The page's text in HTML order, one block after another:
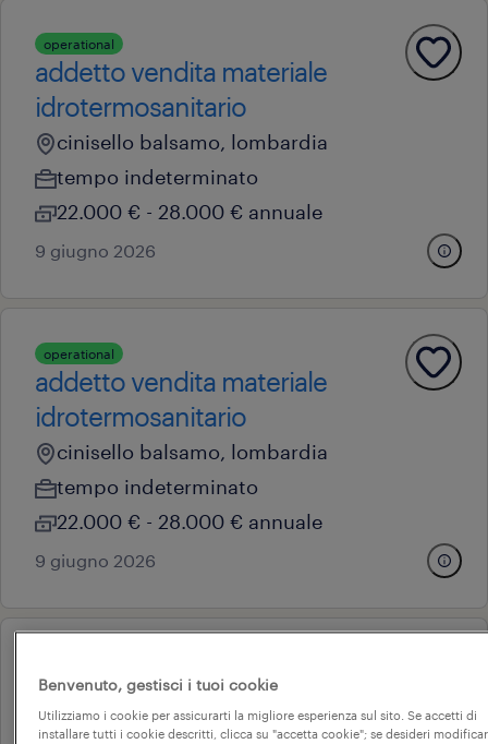
operational
addetto vendita materiale
idrotermosanitario
cinisello balsamo, lombardia
tempo indeterminato
22.000 € - 28.000 € annuale
9 giugno 2026
operational
addetto vendita materiale
idrotermosanitario
cinisello balsamo, lombardia
tempo indeterminato
22.000 € - 28.000 € annuale
9 giugno 2026
addetto vendita materiale
idrotermosanitario
Benvenuto, gestisci i tuoi cookie
Utilizziamo i cookie per assicurarti la migliore esperienza sul sito. Se accetti di
installare tutti i cookie descritti, clicca su "accetta cookie"; se desideri